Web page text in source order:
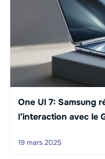
One UI 7: Samsung
l’interaction avec le
19 mars 2025